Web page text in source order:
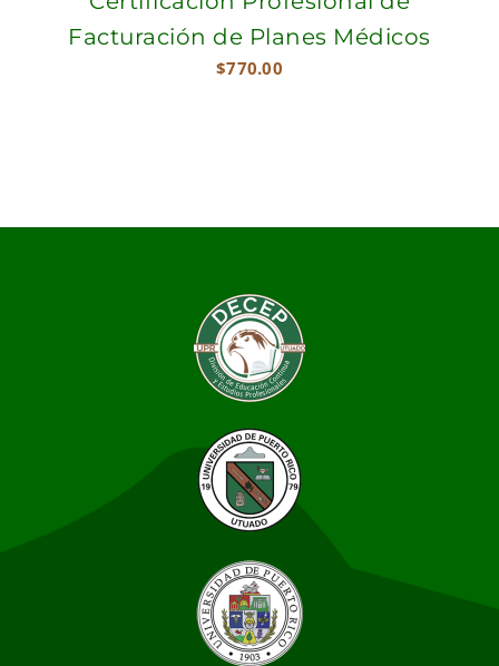
Facturación de Planes Médicos
$770.00